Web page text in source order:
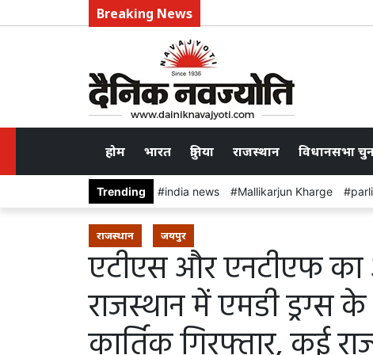
Breaking News
होम भारत दुनिया राजस्थान विधानसभा
Trending india news Mallikarjun Kharge
राजस्थान जयपुर
एटीएस और एनटीएफ
राजस्थान में एमडी ड्रग्स के